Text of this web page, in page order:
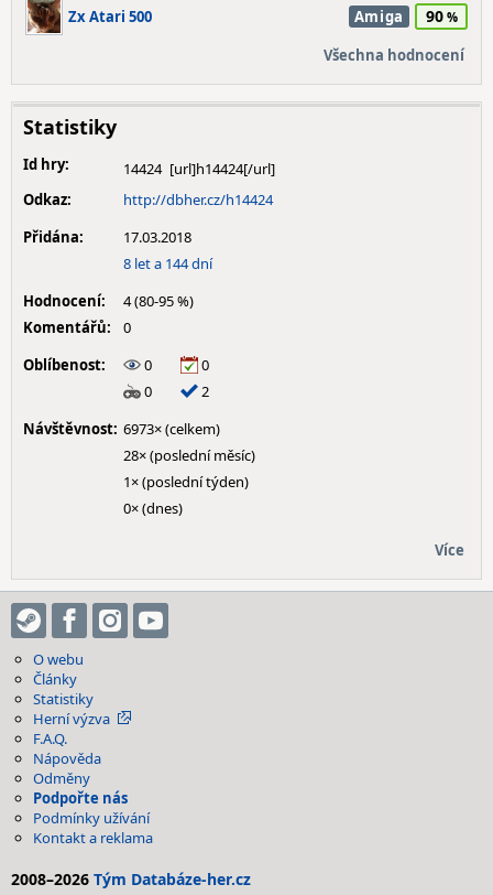
Zx Atari 500 Amiga 90
Všechna hodnocení
Statistiky
Id hry:
14424
Odkaz:
http://dbher.cz/h14424
Přidána:
17.03.2018
8 let a 144 dní
Hodnocení:
4 (80-95 %)
Komentářů:
0
Oblíbenost:
0
0
0
2
Návštěvnost: 6973× (celkem)
28× (poslední měsíc)
1× (poslední týden)
0× (dnes)
Více
O webu
Články
Statistiky
Herní výzva
F.A.Q.
Nápověda
Odměny
Podpořte nás
Podmínky užívání
Kontakt a reklama
2008–2026 Tým Databáze-her.cz